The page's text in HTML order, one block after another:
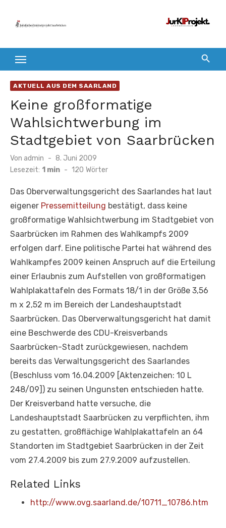
Inhalt
AKTUELL AUS DEM SAARLAND
Keine großformatige
Wahlsichtwerbung im
Stadtgebiet von Saarbrücken
Von admin
Veröffentlicht
am
8. Juni 2009
Lesezeit: 1 min - 120 Wörter
Das Oberverwaltungsgericht des Saarlandes hat laut
eigener Pressemitteilung bestätigt, dass keine
großformatige Wahlsichtwerbung im Stadtgebiet von
Saarbrücken im Rahmen des Wahlkampfs 2009
erfolgen darf. Eine politische Partei hat während des
Wahlkampfes 2009 keinen Anspruch auf die Erteilung
einer Erlaubnis zum Aufstellen von großformatigen
Wahlplakattafeln des Formats 18/1 in der Größe 3,56
m x 2,52 m im Bereich der Landeshauptstadt
Saarbrücken. Das Oberverwaltungsgericht hat damit
eine Beschwerde des CDU-Kreisverbands
Saarbrücken-Stadt zurückgewiesen, nachdem
bereits das Verwaltungsgericht des Saarlandes
(Beschluss vom 16.04.2009 [Aktenzeichen: 10 L
248/09]) zu seinen Ungunsten entschieden hatte.
Der Kreisverband hatte versuche, die
Landeshauptstadt Saarbrücken zu verpflichten, ihm
zu gestatten, großflächige Wahlplakattafeln an 64
Standorten im Stadtgebiet Saarbrücken in der Zeit
vom 27.4.2009 bis zum 27.9.2009 aufzustellen.
Related Links
http://www.ovg.saarland.de/10711_10786.htm